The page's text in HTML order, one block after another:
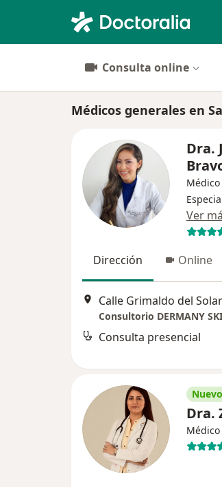
Consulta online
Médicos generales en
Dra.
Ver
Dirección Online
Consultorio DERMANY
Consulta presencial
Dra.